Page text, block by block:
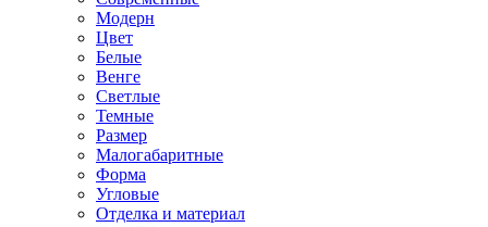
Модерн
Цвет
Белые
Венге
Светлые
Темные
Размер
Малогабаритные
Форма
Угловые
Отделка и материал